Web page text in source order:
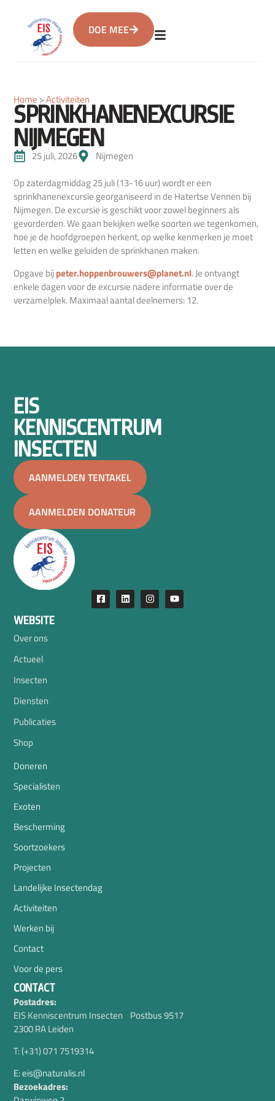
DOE MEE
Home >Activiteiten
SPRINKHANENEXCURSIE
NIJMEGEN
25 juli, 2026
Nijmegen
Op zaterdagmiddag 25 juli (13-16 uur) wordt er een
sprinkhanenexcursie georganiseerd in de Hatertse Vennen bij
Nijmegen. De excursie is geschikt voor zowel beginners als
gevorderden. We gaan bekijken welke soorten we tegenkomen,
hoe je de hoofdgroepen herkent, op welke kenmerken je moet
letten en welke geluiden de sprinkhanen maken.
Opgave bijpeter.hoppenbrouwers@planet.nl. Je ontvangt
enkele dagen voor de excursie nadere informatie over de
verzamelplek. Maximaal aantal deelnemers: 12.
EIS
KENNISCENTRUM
INSECTEN
AANMELDEN TENTAKEL
AANMELDEN DONATEUR
WEBSITE
Over ons
Actueel
Insecten
Diensten
Publicaties
Shop
Doneren
Specialisten
Exoten
Bescherming
Soortzoekers
Projecten
Landelijke Insectendag
Activiteiten
Werken bij
Contact
Voor de pers
CONTACT
Postadres:
EIS Kenniscentrum Insecten Postbus 9517
2300 RA Leiden
T: (+31) 071 7519314
E: eis@naturalis.nl
Bezoekadres: